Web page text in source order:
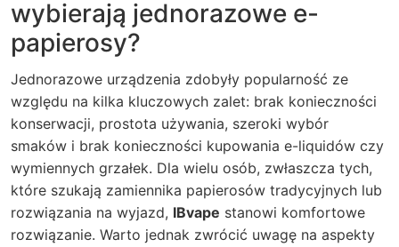
wybierają jednorazowe e-
papierosy?
Jednorazowe urządzenia zdobyły popularność ze
względu na kilka kluczowych zalet: brak konieczności
konserwacji, prostota używania, szeroki wybór
smaków i brak konieczności kupowania e-liquidów czy
wymiennych grzałek. Dla wielu osób, zwłaszcza tych,
które szukają zamiennika papierosów tradycyjnych lub
rozwiązania na wyjazd, IBvape stanowi komfortowe
rozwiązanie. Warto jednak zwrócić uwagę na aspekty